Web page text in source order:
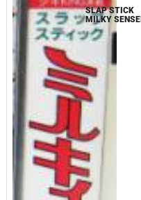
SLAP STICK
MILKY SENSEI